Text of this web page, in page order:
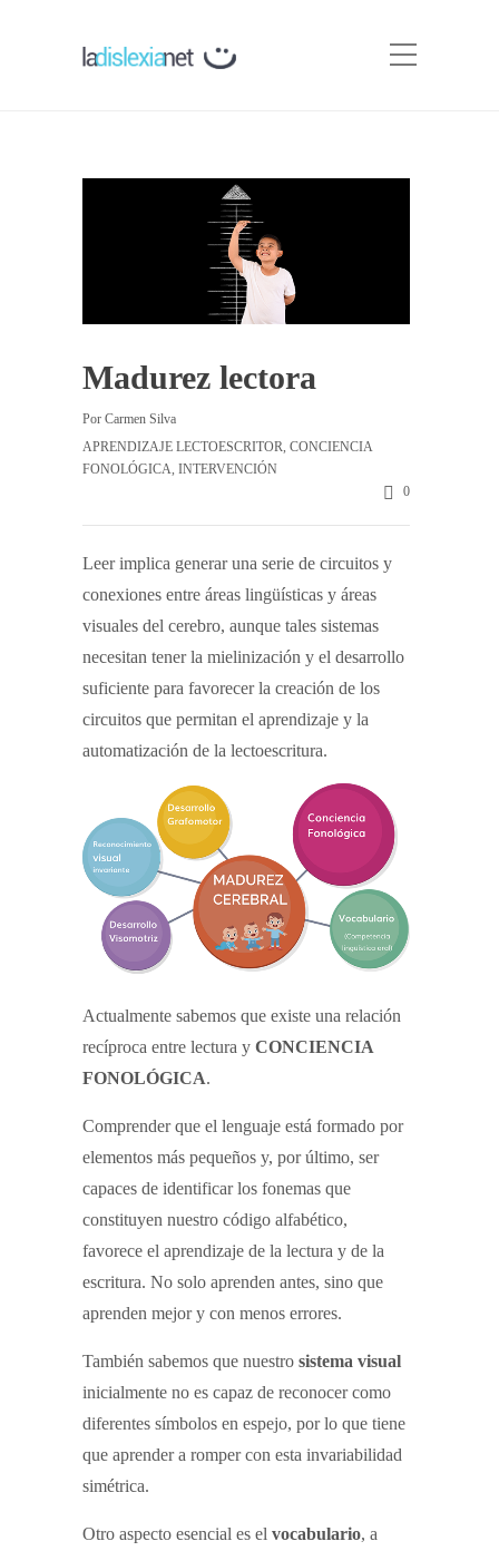
Madurez lectora
Por Carmen Silva
APRENDIZAJE LECTOESCRITOR, CONCIENCIA
FONOLÓGICA, INTERVENCIÓN
0
Leer implica generar una serie de circuitos y
conexiones entre áreas lingüísticas y áreas
visuales del cerebro, aunque tales sistemas
necesitan tener la mielinización y el desarrollo
suficiente para favorecer la creación de los
circuitos que permitan el aprendizaje y la
automatización de la lectoescritura.
Actualmente sabemos que existe una relación
recíproca entre lectura y CONCIENCIA
FONOLÓGICA.
Comprender que el lenguaje está formado por
elementos más pequeños y, por último, ser
capaces de identificar los fonemas que
constituyen nuestro código alfabético,
favorece el aprendizaje de la lectura y de la
escritura. No solo aprenden antes, sino que
aprenden mejor y con menos errores.
También sabemos que nuestro sistema visual
inicialmente no es capaz de reconocer como
diferentes símbolos en espejo, por lo que tiene
que aprender a romper con esta invariabilidad
simétrica.
Otro aspecto esencial es el vocabulario, a